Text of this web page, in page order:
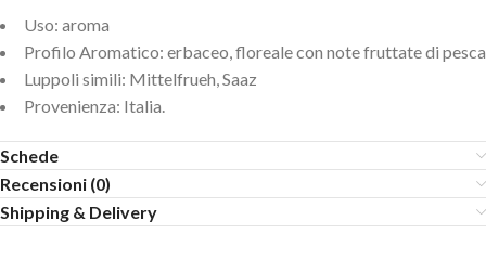
Uso: aroma
Profilo Aromatico: erbaceo, floreale con note fruttate di pesca
Luppoli simili: Mittelfrueh, Saaz
Provenienza: Italia.
Schede
Recensioni (0)
Shipping & Delivery